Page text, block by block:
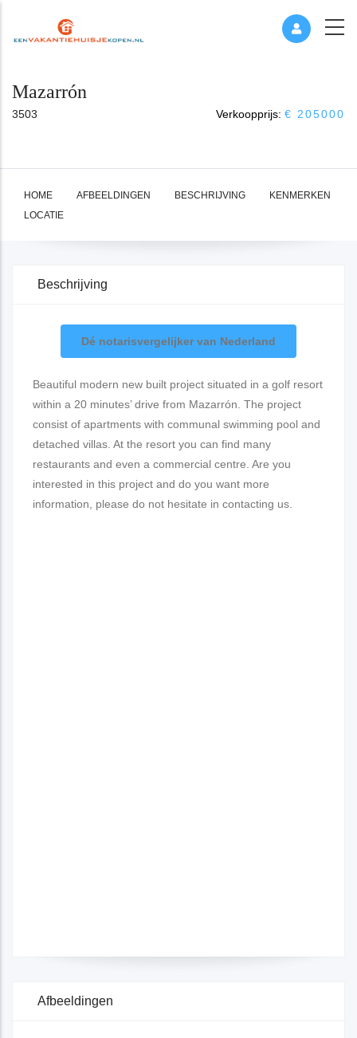
Mazarrón
3503 Verkoopprijs: € 205000
HOME AFBEELDINGEN BESCHRIJVING
KENMERKEN
LOCATIE
Beschrijving
Dé notarisvergelijker van Nederland
Beautiful modern new built project situated in a golf resort
within a 20 minutes’ drive from Mazarrón. The project
consist of apartments with communal swimming pool and
detached villas. At the resort you can find many
restaurants and even a commercial centre. Are you
interested in this project and do you want more
information, please do not hesitate in contacting us.
Afbeeldingen